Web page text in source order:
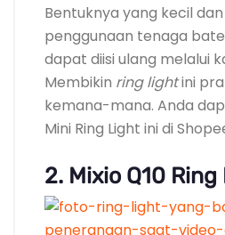
Bentuknya yang kecil
penggunaan tenaga
dapat diisi ulang melalui
Membikin ring lightini
kemana-mana. Anda
Mini Ring Light ini di
2. Mixio Q10